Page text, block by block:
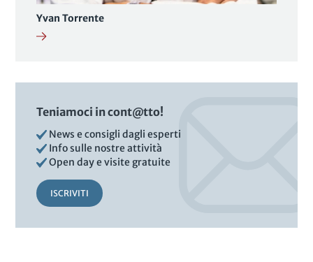
Yvan Torrente
Teniamoci in cont@tto!
News e consigli dagli esperti
Info sulle nostre attività
Open day e visite gratuite
ISCRIVITI